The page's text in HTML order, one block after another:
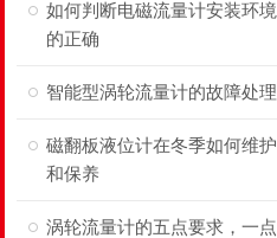
如何判断电磁流量计安装环境
的正确
智能型涡轮流量计的故障处理
磁翻板液位计在冬季如何维护
和保养
涡轮流量计的五点要求，一点